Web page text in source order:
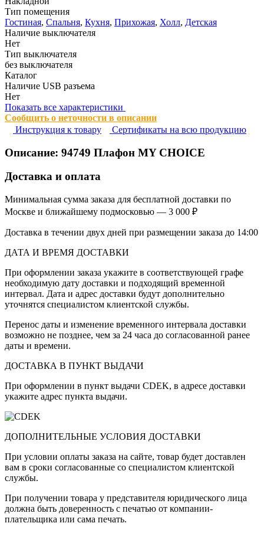
Тип помещения
Гостиная, Спальня, Кухня, Прихожая, Холл, Детская
Наличие выключателя
Нет
Тип выключателя
без выключателя
Каталог
Наличие USB разъема
Нет
Показать все характеристики
Сообщить о неточности в описании
Инструкция к товару
Сертификаты на всю продукцию
Описание: 94749 Плафон MY CHOICE
Доставка и оплата
Минимальная сумма заказа для бесплатной доставки по
Москве и ближайшему подмосковью — 3 000 ₽
Доставка в течении двух дней при размещении заказа до 14:00
ДАТА И ВРЕМЯ ДОСТАВКИ
При оформлении заказа укажите в соответствующей графе
необходимую дату доставки и подходящий временной
интервал. Дата и адрес доставки будут дополнительно
уточнятся специалистом клиентской службы.
Перенос даты и изменение временного интервала доставки
возможно не позднее, чем за 24 часа до согласованной ранее
даты и времени.
ДОСТАВКА В ПУНКТ ВЫДАЧИ
При оформлении в пункт выдачи CDEK, в адресе доставки
укажите адрес пункта выдачи.
ДОПОЛНИТЕЛЬНЫЕ УСЛОВИЯ ДОСТАВКИ
При условии оплаты заказа на сайте, товар будет доставлен
вам в сроки согласованные со специалистом клиентской
службы.
При получении товара у представителя юридического лица
должна быть доверенность с печатью от компании-
плательщика или сама печать.